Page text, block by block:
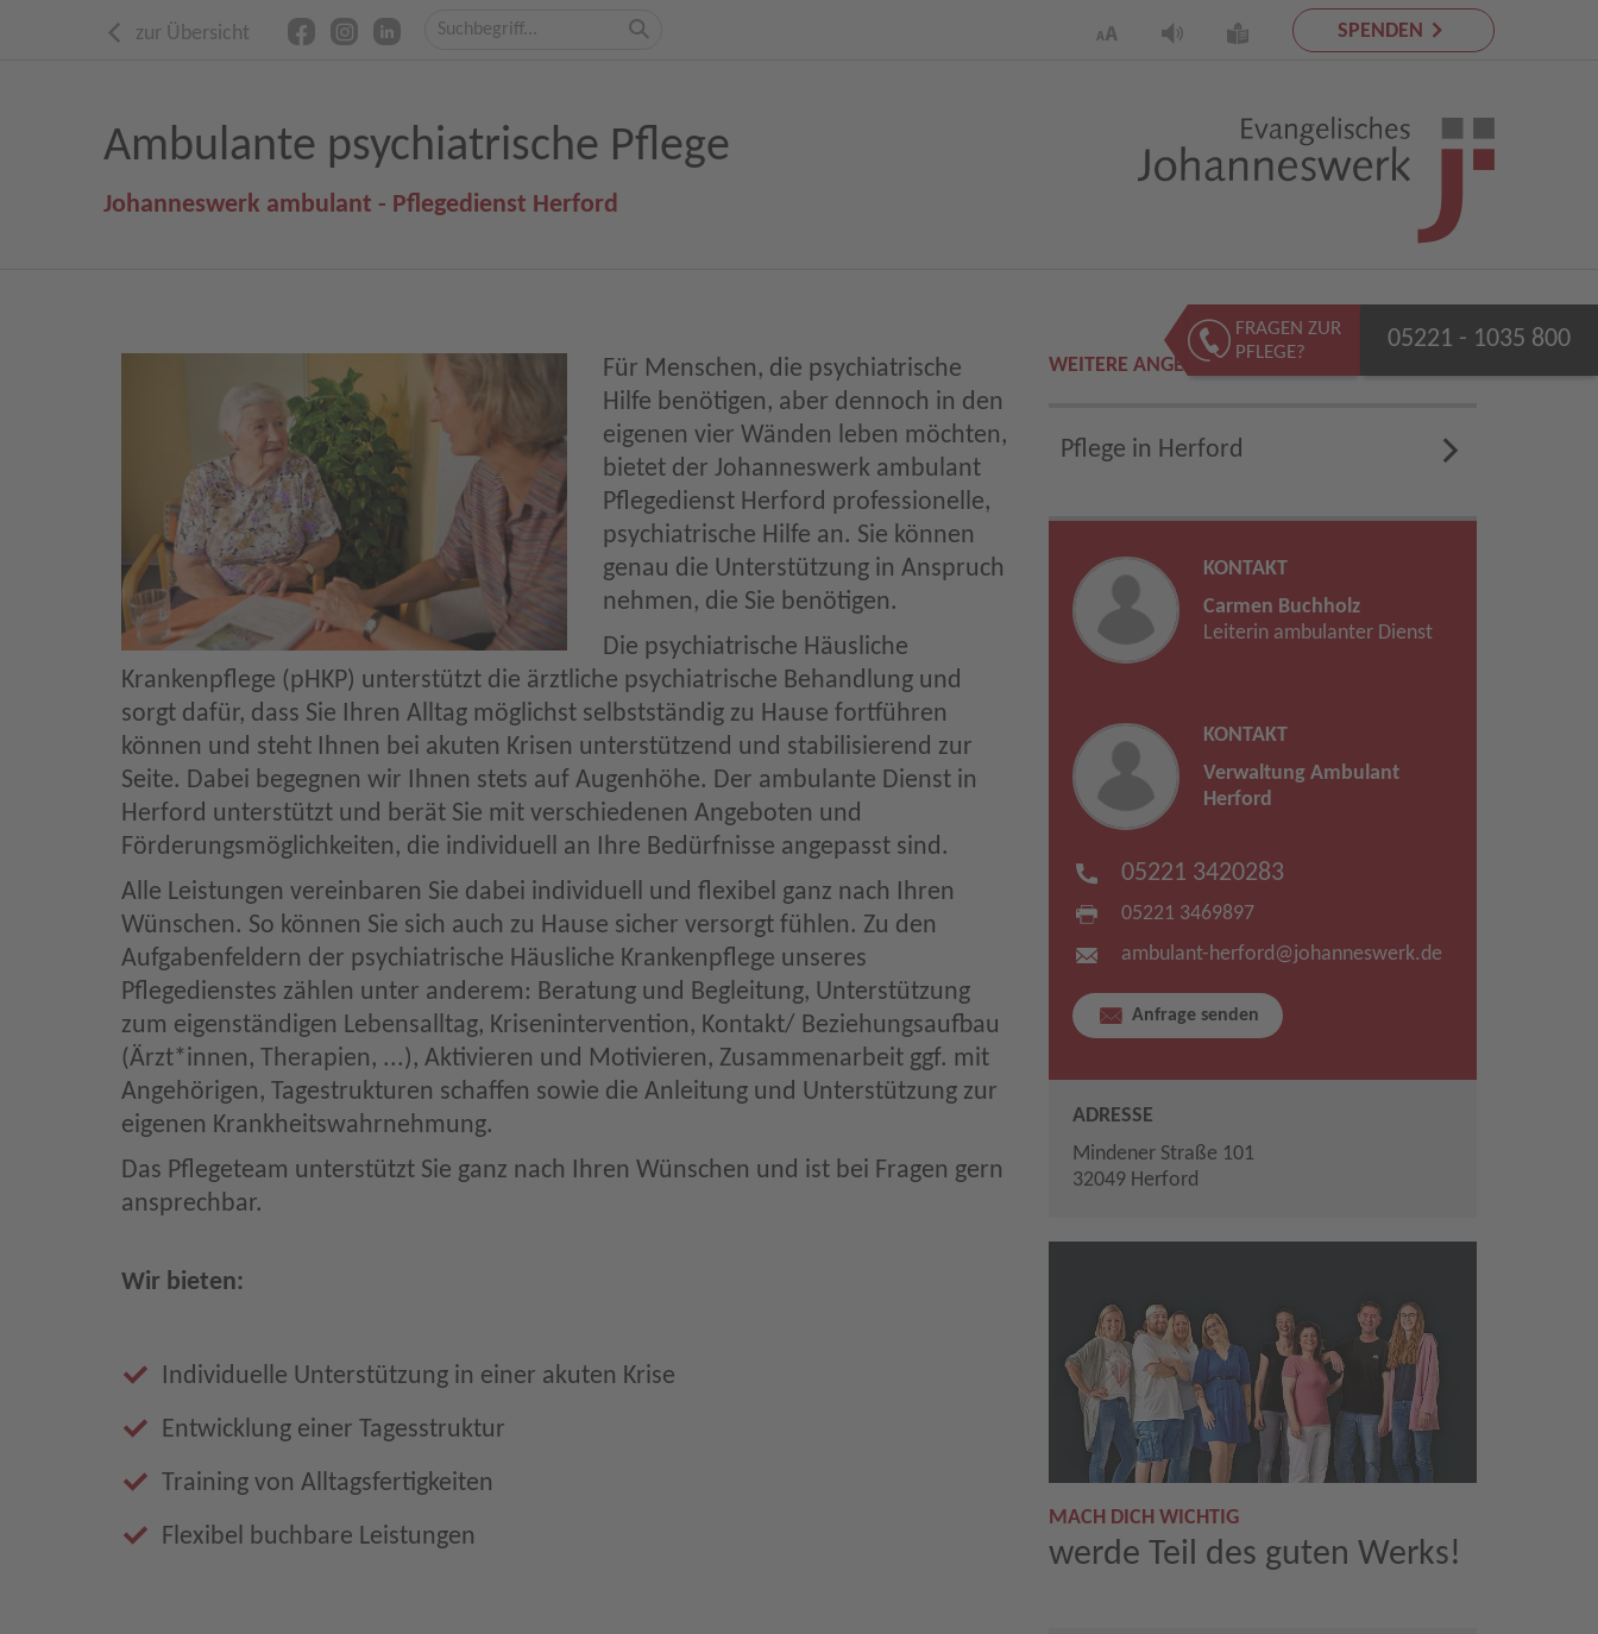
zur Übersicht SPENDEN
Ambulante psychiatrische Pflege
Johanneswerk ambulant - Pflegedienst Herford
Für Menschen, die psychiatrische
Hilfe benötigen, aber dennoch in den
eigenen vier Wänden leben möchten,
bietet der Johanneswerk ambulant
Pflegedienst Herford professionelle,
psychiatrische Hilfe an. Sie können
genau die Unterstützung in Anspruch
nehmen, die Sie benötigen.
Die psychiatrische Häusliche
Krankenpflege (pHKP) unterstützt die ärztliche psychiatrische Behandlung und
sorgt dafür, dass Sie Ihren Alltag möglichst selbstständig zu Hause fortführen
können und steht Ihnen bei akuten Krisen unterstützend und stabilisierend zur
Seite. Dabei begegnen wir Ihnen stets auf Augenhöhe. Der ambulante Dienst in
Herford unterstützt und berät Sie mit verschiedenen Angeboten und
Förderungsmöglichkeiten, die individuell an Ihre Bedürfnisse angepasst sind.
Alle Leistungen vereinbaren Sie dabei individuell und flexibel ganz nach Ihren
Wünschen. So können Sie sich auch zu Hause sicher versorgt fühlen. Zu den
Aufgabenfeldern der psychiatrische Häusliche Krankenpflege unseres
Pflegedienstes zählen unter anderem: Beratung und Begleitung, Unterstützung
zum eigenständigen Lebensalltag, Krisenintervention, Kontakt/ Beziehungsaufbau
(Ärzt*innen, Therapien, ...), Aktivieren und Motivieren, Zusammenarbeit ggf. mit
Angehörigen, Tagestrukturen schaffen sowie die Anleitung und Unterstützung zur
eigenen Krankheitswahrnehmung.
Das Pflegeteam unterstützt Sie ganz nach Ihren Wünschen und ist bei Fragen gern
ansprechbar.
Wir bieten:
Individuelle Unterstützung in einer akuten Krise
Entwicklung einer Tagesstruktur
Training von Alltagsfertigkeiten
Flexibel buchbare Leistungen
WEITERE ANGEBOTE
Pflege in Herford
KONTAKT
Carmen Buchholz
Leiterin ambulanter Dienst
KONTAKT
Verwaltung Ambulant
Herford
05221 3420283
05221 3469897
ambulant-herford​@johanneswerk.de
Anfrage senden
ADRESSE
Mindener Straße 101
32049 Herford
MACH DICH WICHTIG
werde Teil des guten Werks!
FRAGEN ZUR
PFLEGE?
05221 - 1035 800